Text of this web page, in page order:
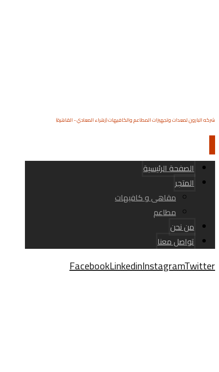
شركه البارون لمعدات وتجهيزات المطاعم والكافيهات (زهراء المعادي - القاهرة)
الصفحة الرئيسية
المتجر
مقاهى و كافيهات
مطاعم
من نحن
تواصل معنا
FacebookLinkedinInstagramTwitter